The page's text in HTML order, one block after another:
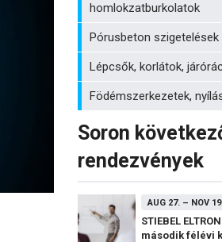
homlokzatburkolatok
Pórusbeton szigetelések
Lépcsők, korlátok,
Födémszerkezetek,
Soron
rendezvények
AUG 27. – NOV
STIEBEL
második félévi